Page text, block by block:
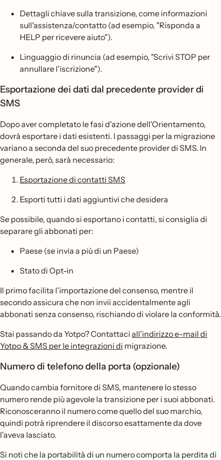
Dettagli chiave sulla transizione, come informazioni
sull'assistenza/contatto (ad esempio, "Risponda a
HELP per ricevere aiuto").
Linguaggio di rinuncia (ad esempio, "Scrivi STOP per
annullare l'iscrizione").
Esportazione dei dati dal precedente provider di
SMS
Dopo aver completato le fasi d'azione dell'Orientamento,
dovrà esportare i dati esistenti. I passaggi per la migrazione
variano a seconda del suo precedente provider di SMS. In
generale, però, sarà necessario:
Esportazione di contatti SMS
Esporti tutti i dati aggiuntivi che desidera
Se possibile, quando si esportano i contatti, si consiglia di
separare gli abbonati per:
Paese (se invia a più di un Paese)
Stato di Opt-in
Il primo facilita l'importazione del consenso, mentre il
secondo assicura che non invii accidentalmente agli
abbonati senza consenso, rischiando di violare la conformità.
Stai passando da Yotpo? Contattaci all'indirizzo e-mail di
Yotpo & SMS per le integrazioni di migrazione.
Numero di telefono della porta (opzionale)
Quando cambia fornitore di SMS, mantenere lo stesso
numero rende più agevole la transizione per i suoi abbonati.
Riconosceranno il numero come quello del suo marchio,
quindi potrà riprendere il discorso esattamente da dove
l'aveva lasciato.
Si noti che la portabilità di un numero comporta la perdita di